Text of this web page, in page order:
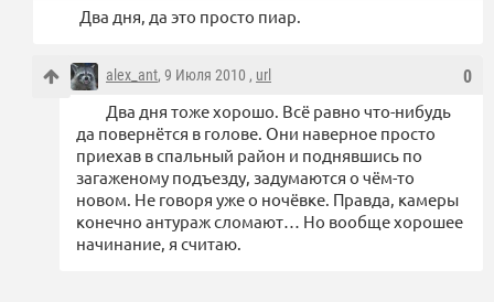
Два дня, да это просто пиар.
0
alex_ant, 9 Июля 2010 , url
Два дня тоже хорошо. Всё равно что-нибудь
да повернётся в голове. Они наверное просто
приехав в спальный район и поднявшись по
загаженому подъезду, задумаются о чём-то
новом. Не говоря уже о ночёвке. Правда, камеры
конечно антураж сломают… Но вообще хорошее
начинание, я считаю.